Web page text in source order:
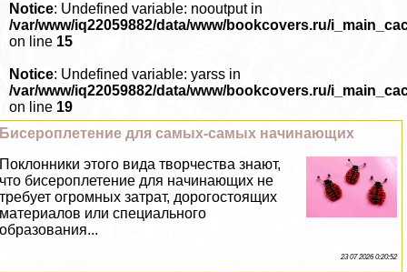
Notice: Undefined variable: nooutput in
/var/www/iq22059882/data/www/bookcovers.ru/
on line 15
Notice: Undefined variable: yarss in
/var/www/iq22059882/data/www/bookcovers.ru/
on line 19
Бисероплетение для самых-самых начинающих
Поклонники этого вида творчества знают,
что бисероплетение для начинающих не
требует огромных затрат, дорогостоящих
материалов или специального
образования...
23 07 2026 0:20:52